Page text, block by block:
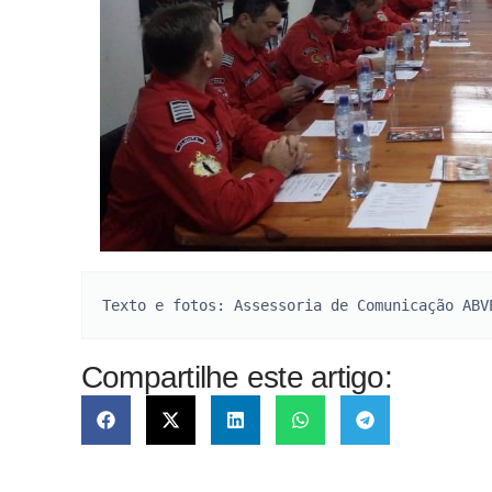
Texto e fotos: Assessoria de Comunicação
Compartilhe este artigo: